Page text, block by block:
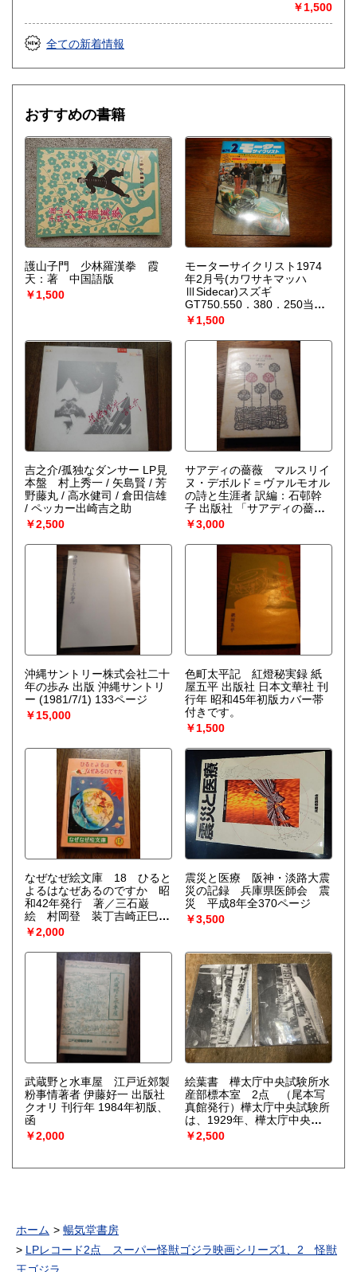
房〈熱力学の方法を、平衡はもとより非線形性や不安定性を
も含むあらゆる現象へ拡張できないであろうか？ ……新し
い「構造」は常に不安定性の結果として出現する。すなわち
それはゆらぎから生じるものである。ふつうはゆらぎが生じ
びつけ、ゆらぎの巨視的理論を包含する一般化された熱力学
を作り上げなくてはならない。〉散逸構造の理論で、1977
年、ノーベル化学賞を受賞したプリゴジンの、グランスドル
フとの共著による初期の著作。開放系に現れる構造の問題
を、非平衡熱力学の立場から、物理学、化学、生物学につい
て、統一的な観点からの説明を試みる。
￥1,500
全ての新着情報
おすすめの書籍
護山子門 少林羅漢拳 霞
天：著 中国語版
￥1,500
モーターサイクリスト1974
年2月号(カワサキマッハ
ⅢSidecar)スズギ
GT750.550．380．250当時
のシリーズ発表や世界に羽ば
たいたGPライダー、50cc定
値地比較テスト.スズギハス
ラー.MUNCH1200.富士レー
ス．ハーレーカスタムチョッ
パー.世界一速度記録車.マカ
オGP特集
￥1,500
吉之介/孤独なダンサー LP見
本盤 村上秀一 / 矢島賢 / 芳
野藤丸 / 高水健司 / 倉田信雄
/ ペッカー出崎吉之助
￥2,500
サアディの薔薇 マルスリイ
ヌ・デボルド＝ヴァルモオル
の詩と生涯者 訳編：石邨幹
子 出版社 「サアディの薔
薇」の会 刊行年 １９８８年
初版
￥3,000
沖縄サントリー株式会社二十
年の歩み 出版 沖縄サントリ
ー (1981/7/1) 133ページ
￥15,000
色町太平記 紅燈秘実録 紙
屋五平 出版社 日本文華社 刊
行年 昭和45年初版カバー帯
付きです。
￥1,500
なぜなぜ絵文庫 18 ひると
よるはなぜあるのですか 昭
和42年発行 著／三石巌
絵 村岡登 装丁吉崎正巳
1965年4月ページ数 80ペー
ジ三石巌（みついしいわお、
1901年12月29日 - 1997年1
月17日）は、日本の物理学
者、児童文学者。東京府東京
市本郷区（現・東京都文京区
本郷）出身。略歴1919年、
東京帝国大学理学部物理学科
入学。1927年、同工学部大
学院卒。物理学者として、日
本大学・慶応義塾大学・武蔵
大学の教授を歴任した。
1974年、東京タイムズに
「ビタミン大量投与の是非を
めぐって」を寄稿して以来、
分子生物学や栄養学での研究
も行った。その後、独自に編
し、健康自主管理運動の拠点
グビーを設立した。1997年1
月17日、急性肺炎のため95
歳で逝去。
￥2,000
震災と医療 阪神・淡路大震
災の記録 兵庫県医師会 震
災 平成8年全370ページ
￥3,500
武蔵野と水車屋 江戸近郊製
粉事情著者 伊藤好一 出版社
クオリ 刊行年 1984年初版、
函
￥2,000
絵葉書 樺太庁中央試験所水
産部標本室 2点 （尾本写
真館発行）樺太庁中央試験所
は、1929年、樺太庁中央試
験所官制にもとづき設置され
た。同機関の設置により樺太
験場は廃止され、樺太庁の産
次産業を中心に調査・研究が
￥2,500
ホーム
暢気堂書房
LPレコード2点 スーパー怪獣ゴジラ映画シリーズ1、2 怪獣